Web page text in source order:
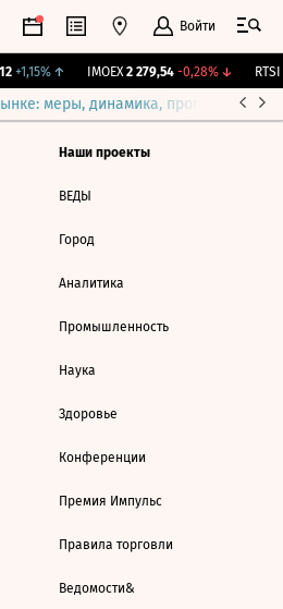
Войти
+1,15%↑ IMOEX 2 279,54 -0,28%↓ RTSI
меры, динамика, прогнозы
Наши проекты
ВЕДЫ
Город
Аналитика
Промышленность
Наука
Здоровье
Конференции
Премия Импульс
Правила торговли
Ведомости&